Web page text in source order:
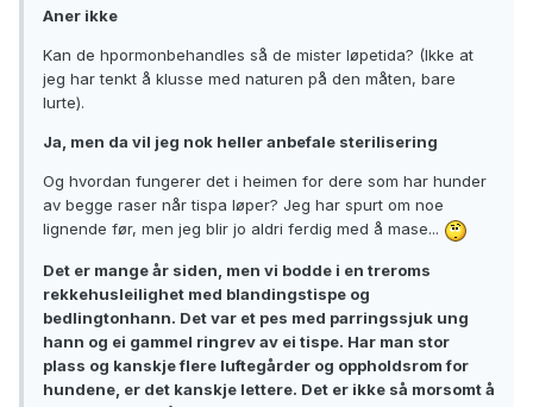
Aner ikke
Kan de hpormonbehandles så de mister løpetida? (Ikke at
jeg har tenkt å klusse med naturen på den måten, bare
lurte).
Ja, men da vil jeg nok heller anbefale sterilisering
Og hvordan fungerer det i heimen for dere som har hunder
av begge raser når tispa løper? Jeg har spurt om noe
lignende før, men jeg blir jo aldri ferdig med å mase...
Det er mange år siden, men vi bodde i en treroms
rekkehusleilighet med blandingstispe og
bedlingtonhann. Det var et pes med parringssjuk ung
hann og ei gammel ringrev av ei tispe. Har man stor
plass og kanskje flere luftegårder og oppholdsrom for
hundene, er det kanskje lettere. Det er ikke så morsomt å